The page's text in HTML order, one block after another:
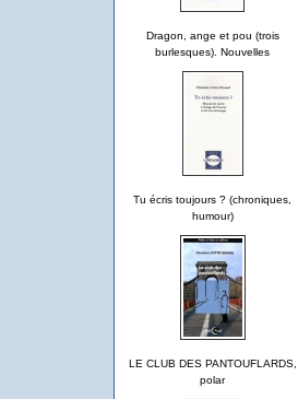
Dragon, ange et pou (trois
burlesques). Nouvelles
Tu écris toujours ? (chroniques,
humour)
LE CLUB DES PANTOUFLARDS,
polar